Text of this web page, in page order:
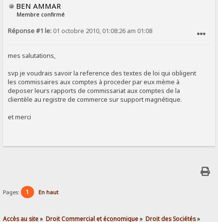
BEN AMMAR
Membre confirmé
Réponse #1 le: 01 octobre 2010, 01:08:26 am 01:08
mes salutations,
svp je voudrais savoir la reference des textes de loi qui obligent
les commissaires aux comptes à proceder par eux mème à
deposer leurs rapports de commissariat aux comptes de la
clientèle au registre de commerce sur support magnétique.
et merci
Pages: 1 En haut
Accès au site» Droit Commercial et économique» Droit des Sociétés»